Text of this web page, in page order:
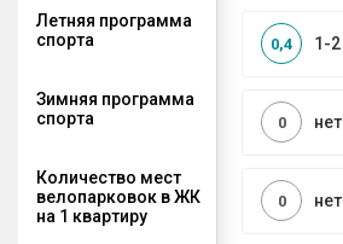
Летняя программа
спорта
1-
0,4
Зимняя программа
спорта
нет
0
Количество мест
велопарковок в ЖК
на 1 квартиру
нет
0